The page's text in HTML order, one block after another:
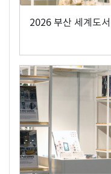
2026 부산 세계도